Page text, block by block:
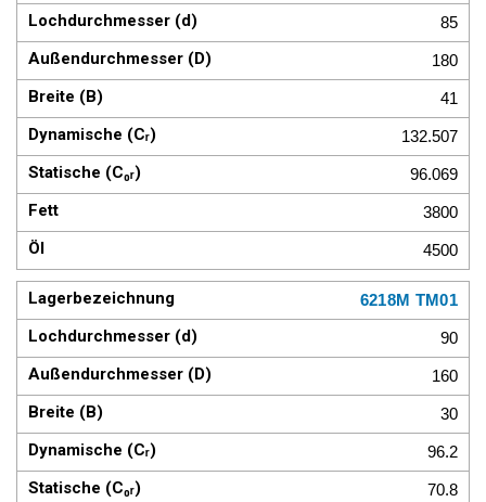
85
180
41
132.507
96.069
3800
4500
6218M TM01
90
160
30
96.2
70.8